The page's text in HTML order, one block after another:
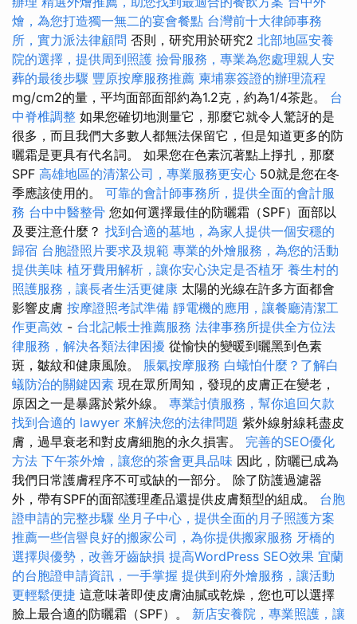
燴，為您打造獨一無二的宴會餐點 台灣前十大律師事務
所，實力派法律顧問 否則，研究用於研究2 北部地區安養
院的選擇，提供周到照護 撿骨服務，專業為您處理親人安
葬的最後步驟 豐原按摩服務推薦 柬埔寨簽證的辦理流程
mg/cm2的量，平均面部面部約為1.2克，約為1/4茶匙。 台
中脊椎調整 如果您確切地測量它，那麼它就令人驚訝的是
很多，而且我們大多數人都無法保留它，但是知道更多的防
曬霜是更具有代名詞。 如果您在色素沉著點上掙扎，那麼
SPF 高雄地區的清潔公司，專業服務更安心 50就是您在冬
季應該使用的。 可靠的會計師事務所，提供全面的會計服
務 台中中醫整骨 您如何選擇最佳的防曬霜（SPF）面部以
及要注意什麼？ 找到合適的墓地，為家人提供一個安穩的
歸宿 台胞證照片要求及規範 專業的外燴服務，為您的活動
提供美味 植牙費用解析，讓你安心決定是否植牙 養生村的
照護服務，讓長者生活更健康 太陽的光線在許多方面都會
影響皮膚 按摩證照考試準備 靜電機的應用，讓餐廳清潔工
作更高效 - 台北記帳士推薦服務 法律事務所提供全方位法
律服務，解決各類法律困擾 從愉快的變暖到曬黑到色素
斑，皺紋和健康風險。 脹氣按摩服務 白蟻怕什麼？了解白
蟻防治的關鍵因素 現在眾所周知，發現的皮膚正在變老，
原因之一是暴露於紫外線。 專業討債服務，幫你追回欠款
找到合適的 lawyer 來解決您的法律問題 紫外線射線耗盡皮
膚，過早衰老和對皮膚細胞的永久損害。 完善的SEO優化
方法 下午茶外燴，讓您的茶會更具品味 因此，防曬已成為
我們日常護膚程序不可或缺的一部分。 除了防護過濾器
外，帶有SPF的面部護理產品還提供皮膚類型的組成。 台胞
證申請的完整步驟 坐月子中心，提供全面的月子照護方案
推薦一些信譽良好的搬家公司，為你提供搬家服務 牙橋的
選擇與優勢，改善牙齒缺損 提高WordPress SEO效果 宜蘭
的台胞證申請資訊，一手掌握 提供到府外燴服務，讓活動
更輕鬆便捷 這意味著即使皮膚油膩或乾燥，您也可以選擇
臉上最合適的防曬霜（SPF）。 新店安養院，專業照護，讓